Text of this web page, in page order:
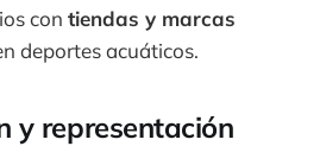
con tiendas y marcas
deportes acuáticos.
y representación